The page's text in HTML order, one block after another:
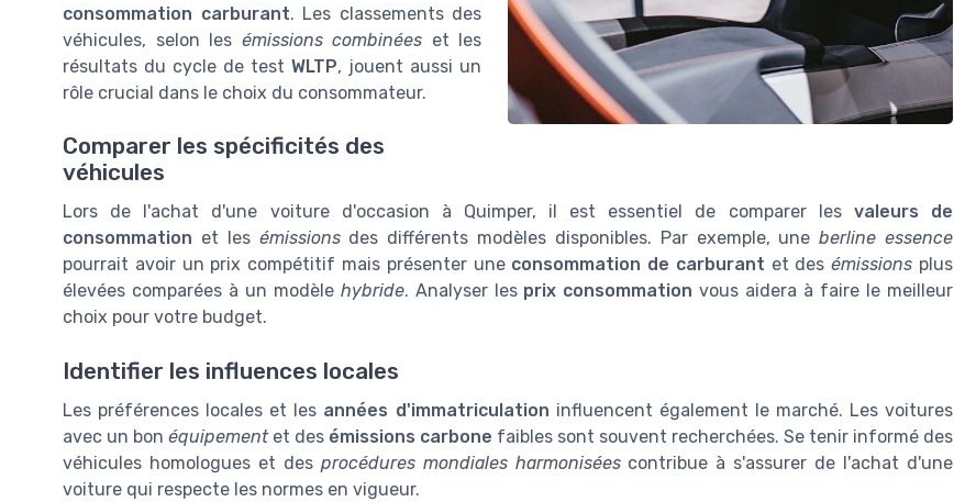
consommation carburant. Les classements des
véhicules, selon les émissions combinées et les
résultats du cycle de test WLTP, jouent aussi un
rôle crucial dans le choix du consommateur.
Comparer les spécificités des
véhicules
Lors de l'achat d'une voiture d'occasion à Quimper, il est essentiel de comparer les valeurs de
consommation et les émissionsdes différents modèles disponibles. Par exemple, uneberline essence
pourrait avoir un prix compétitif mais présenter une consommation de carburant et desémissions plus
élevées comparées à un modèle hybride. Analyser les prix consommation vous aidera à faire le meilleur
choix pour votre budget.
Identifier les influences locales
Les préférences locales et les années d'immatriculation influencent également le marché. Les voitures
avec un bon équipementet des émissions carbone faibles sont souvent recherchées. Se tenir informé des
véhicules homologues et des procédures mondiales harmoniséescontribue à s'assurer de l'achat d'une
voiture qui respecte les normes en vigueur.